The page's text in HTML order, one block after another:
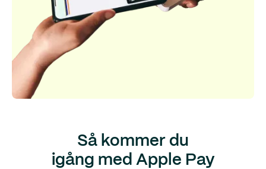
Så kommer du
igång med Apple Pay